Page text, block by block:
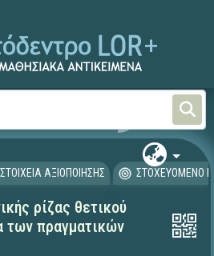
ΣΤΟΙΧΕΙΑ ΑΞΙΟΠΟΙΗΣΗΣ ΣΤΟΧΕΥΟΜΕΝΟ
ρίζας θετικού
των πραγματικών